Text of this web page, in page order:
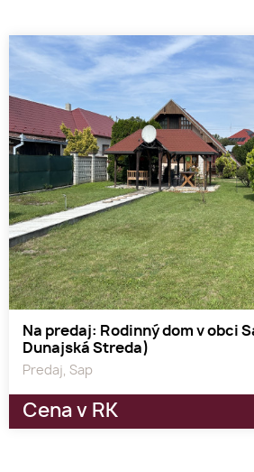
Na predaj: Rodinný dom v obci
Dunajská Streda)
Predaj, Sap
Cena v RK